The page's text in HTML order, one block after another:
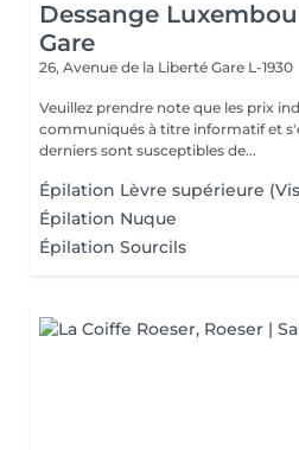
Dessange
Gare
26, Avenue de la Liberté Gare L-1930
Veuillez prendre note que les prix
communiqués à titre informatif et
derniers sont susceptibles de...
Épilation Lèvre supérieure
Épilation Nuque
Épilation Sourcils